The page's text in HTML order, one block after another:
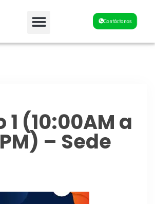
Contáctanos
1 (10:00AM a
– Sede